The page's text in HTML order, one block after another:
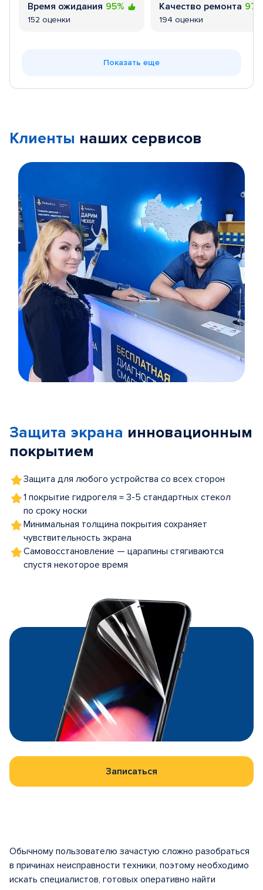
Время ожидания 95%
152 оценки
Качество ремонта
194 оценки
Показать еще
Клиенты наших сервисов
5
Защита экрана инновационным
покрытием
Защита для любого устройства со всех сторон
1 покрытие гидрогеля = 3-5 стандартных стекол
по сроку носки
Минимальная толщина покрытия сохраняет
чувствительность экрана
Самовосстановление — царапины стягиваются
спустя некоторое время
Записаться
Обычному пользователю зачастую сложно разобраться
в причинах неисправности техники, поэтому необходимо
искать специалистов, готовых оперативно найти